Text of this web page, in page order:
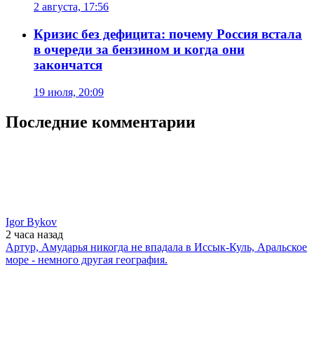
2 августа, 17:56
Кризис без дефицита: почему Россия встала
в очереди за бензином и когда они
закончатся
19 июля, 20:09
Последние комментарии
Igor Bykov
2 часа назад
Артур, Амударья никогда не впадала в Иссык-Куль, Аральское
море - немного другая география.